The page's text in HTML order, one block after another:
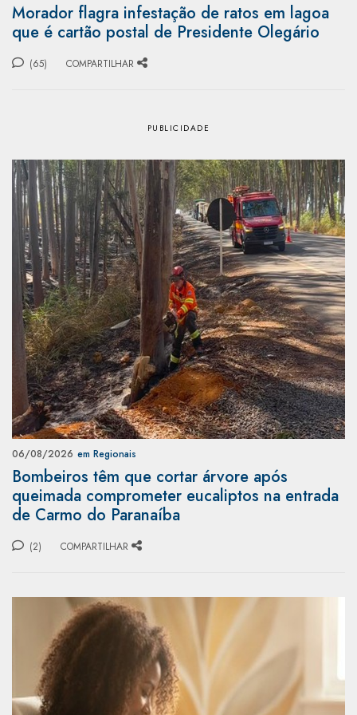
Morador flagra infestação de ratos em lagoa
que é cartão postal de Presidente Olegário
(65) COMPARTILHAR
06/08/2026 em Regionais
Bombeiros têm que cortar árvore após
queimada comprometer eucaliptos na entrada
de Carmo do Paranaíba
(2) COMPARTILHAR